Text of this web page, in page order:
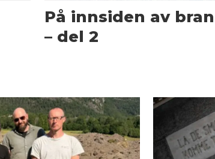
På innsiden av
– del 2